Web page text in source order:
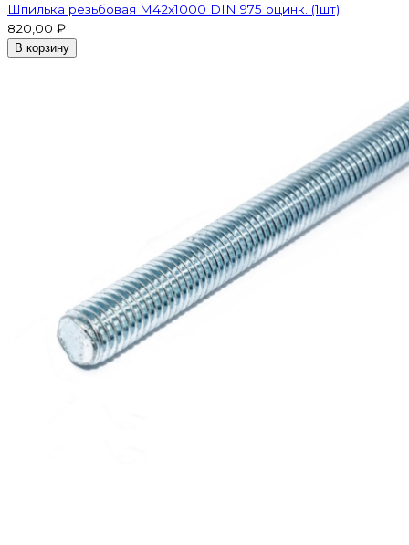
Шпилька резьбовая M42x1000 DIN 975 оцинк. (1шт)
820,00 ₽
В корзину